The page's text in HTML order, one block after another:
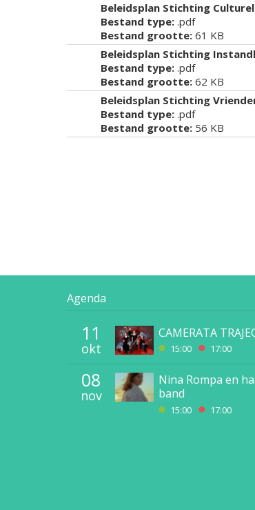
Beleidsplan Stichting
Bestand type: .pdf
Bestand grootte: 61 KB
Beleidsplan Stichting
Bestand type: .pdf
Bestand grootte: 62 KB
Beleidsplan Stichting
Bestand type: .pdf
Bestand grootte: 56 KB
Agenda
11
okt
CAMERATA
15:00 17:00
08
nov
Nina Rompa en
band
15:00 17:00